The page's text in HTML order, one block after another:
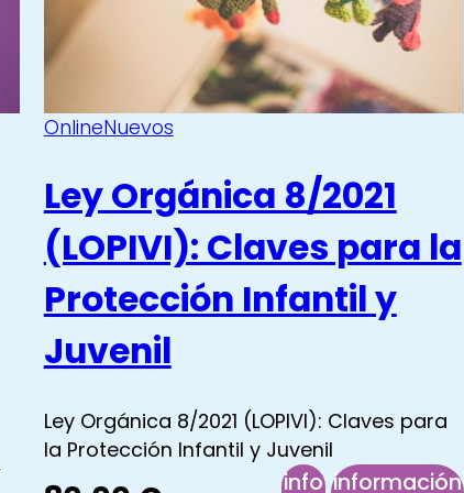
OnlineNuevos
Ley Orgánica 8/2021
(LOPIVI): Claves para la
Protección Infantil y
Juvenil
Ley Orgánica 8/2021 (LOPIVI): Claves para
la Protección Infantil y Juvenil
info información